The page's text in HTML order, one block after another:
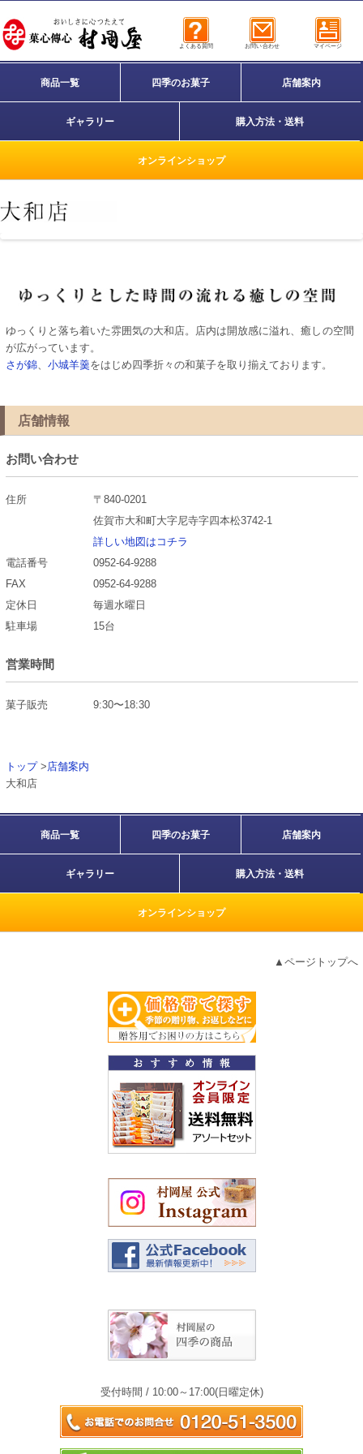
よくある質問 お問い合わせ マイページ
商品一覧 四季のお菓子 店舗案内
ギャラリー 購入方法・送料
オンラインショップ
ゆっくりと落ち着いた雰囲気の大和店。店内は開放感に溢れ、癒しの空間
が広がっています。
さが錦、 小城羊羹をはじめ四季折々の和菓子を取り揃えております。
店舗情報
お問い合わせ
住所
〒840-0201
佐賀市大和町大字尼寺字四本松3742-1
詳しい地図はコチラ
電話番号
0952-64-9288
FAX
0952-64-9288
定休日
毎週水曜日
駐車場
15台
営業時間
菓子販売 9:30〜18:30
トップ> 店舗案内
大和店
商品一覧 四季のお菓子 店舗案内
ギャラリー 購入方法・送料
オンラインショップ
▲ページトップへ
受付時間 / 10:00～17:00(日曜定休)